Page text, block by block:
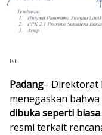
Ist
Padang– Direktorat
menegaskan bahwa
dibuka seperti biasa
resmi terkait